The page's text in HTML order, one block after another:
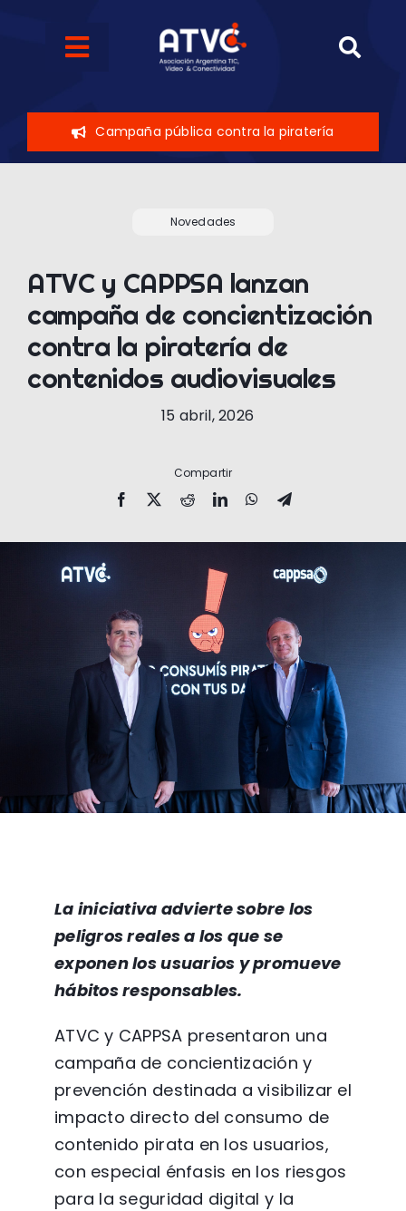
Toggle
Eventos
Novedades
Contáctenos
Campaña pública contra la piratería
Novedades
ATVC y CAPPSA lanzan
campaña de concientización
contra la piratería de
contenidos audiovisuales
15 abril, 2026
Compartir
La iniciativa advierte sobre los
peligros reales a los que se
exponen los usuarios y promueve
hábitos responsables.
ATVC y CAPPSA presentaron una
campaña de concientización y
prevención destinada a visibilizar el
impacto directo del consumo de
contenido pirata en los usuarios,
con especial énfasis en los riesgos
para la seguridad digital y la